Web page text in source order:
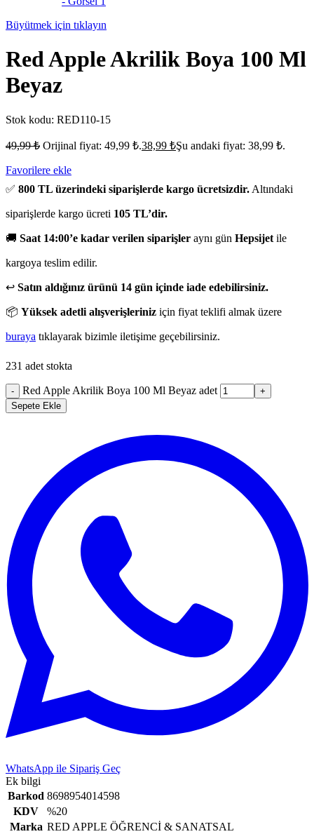
Büyütmek için tıklayın
Red Apple Akrilik Boya 100 Ml
Beyaz
Stok kodu: RED110-15
49,99₺ Orijinal fiyat: 49,99 ₺.38,99 ₺Şu andaki fiyat: 38,99 ₺.
Favorilere ekle
✅ 800 TL üzerindeki siparişlerde kargo ücretsizdir. Altındaki
siparişlerde kargo ücreti 105 TL’dir.
🚚 Saat 14:00’e kadar verilen siparişler aynı gün Hepsijet ile
kargoya teslim edilir.
↩️ Satın aldığınız ürünü 14 gün içinde iade edebilirsiniz.
📦 Yüksek adetli alışverişleriniz için fiyat teklifi almak üzere
buraya tıklayarak bizimle iletişime geçebilirsiniz.
231 adet stokta
- Red Apple Akrilik Boya 100 Ml Beyaz adet
+
Sepete Ekle
WhatsApp ile Sipariş Geç
Ek bilgi
Barkod 8698954014598
KDV
%20
Marka RED APPLE ÖĞRENCİ & SANATSAL